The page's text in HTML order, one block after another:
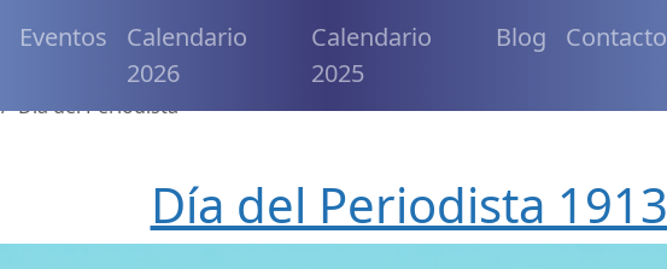
Eventos
Calendario
2026
Calendario
2025
Blog Contacto
Día del Periodista
Día del Periodista 1913